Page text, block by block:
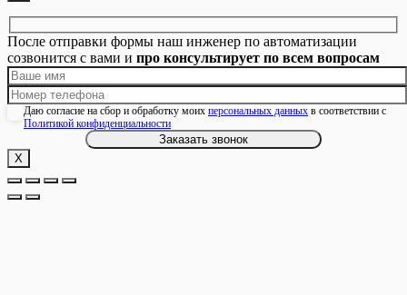
После отправки формы наш инженер по автоматизации
созвонится с вами и про консультирует по всем вопросам
Даю согласие на сбор и обработку моих персональных данных в соответствии с
Политикой конфиденциальности
Х